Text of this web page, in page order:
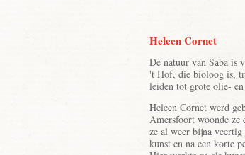
Heleen Cornet
De natuur van Saba is
't Hof, die bioloog is,
leiden tot grote olie-
Heleen Cornet werd
Amersfoort woonde ze
ze al weer bijna
kunst en na een korte